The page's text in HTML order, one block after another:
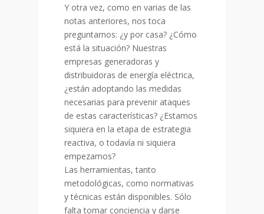
Y otra vez, como en varias de las
notas anteriores, nos toca
preguntarnos: ¿y por casa? ¿Cómo
está la situación? Nuestras
empresas generadoras y
distribuidoras de energía eléctrica,
¿están adoptando las medidas
necesarias para prevenir ataques
de estas características? ¿Estamos
siquiera en la etapa de estrategia
reactiva, o todavía ni siquiera
empezamos?
Las herramientas, tanto
metodológicas, como normativas
y técnicas están disponibles. Sólo
falta tomar conciencia y darse